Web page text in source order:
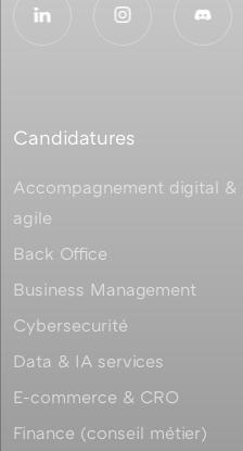
Candidatures
Accompagnement digital &
agile
Back Office
Business Management
Cybersecurité
Data & IA services
E-commerce & CRO
Finance (conseil métier)